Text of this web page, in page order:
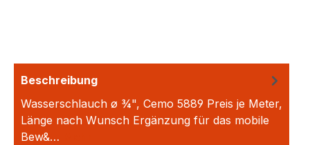
Beschreibung
Wasserschlauch ø ¾", Cemo 5889 Preis je Meter,
Länge nach Wunsch Ergänzung für das mobile
Bew&…